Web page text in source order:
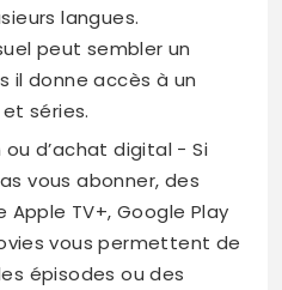
langues.
peut sembler un
il donne accès à un
séries.
d’achat digital − Si
vous abonner, des
TV+, Google Play
vous permettent de
épisodes ou des